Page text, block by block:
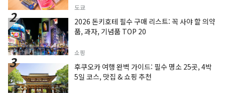
도쿄
2026 돈키호테 필수 구매 리스트: 꼭 사야 할 의약
품, 과자, 기념품 TOP 20
쇼핑
후쿠오카 여행 완벽 가이드: 필수 명소 25곳, 4박
5일 코스, 맛집 & 쇼핑 추천